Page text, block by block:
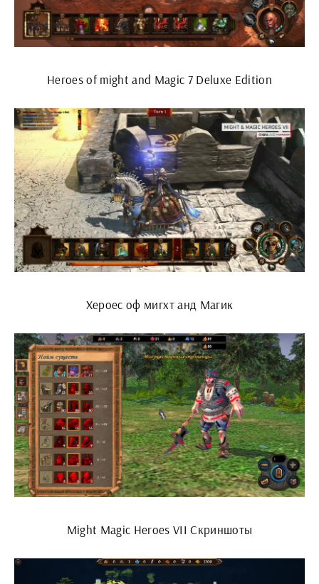
Heroes of might and Magic 7 Deluxe Edition
Хероес оф мигхт анд Магик
Might Magic Heroes VII Скриншоты